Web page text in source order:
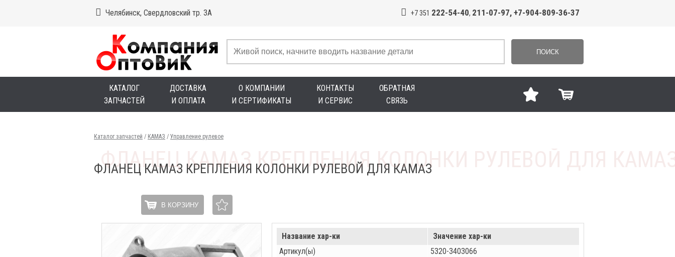
Челябинск, Свердловский тр. 3А +7 351 222-54-40, 211-07-97, +7-904-809-36-37
ПОИСК
КАТАЛОГ
ЗАПЧАСТЕЙ
ДОСТАВКА
И ОПЛАТА
О КОМПАНИИ
И СЕРТИФИКАТЫ
КОНТАКТЫ
И СЕРВИС
ОБРАТНАЯ
СВЯЗЬ
Каталог запчастей / КАМАЗ / Управление рулевое
ФЛАНЕЦ КАМАЗ КРЕПЛЕНИЯ КОЛОНКИ РУЛЕВОЙ ДЛЯ КАМАЗ
В КОРЗИНУ
Название хар-ки
Значение хар-ки
Артикул(ы)
5320-3403066